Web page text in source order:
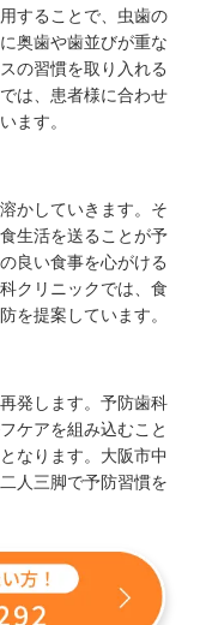
することで、虫歯の
奥歯や歯並びが重な
の習慣を取り入れる
は、患者様に合わせ
ます。
かしていきます。そ
生活を送ることが予
良い食事を心がける
クリニックでは、食
を提案しています。
発します。予防歯科
ケアを組み込むこと
なります。大阪市中
人三脚で予防習慣を